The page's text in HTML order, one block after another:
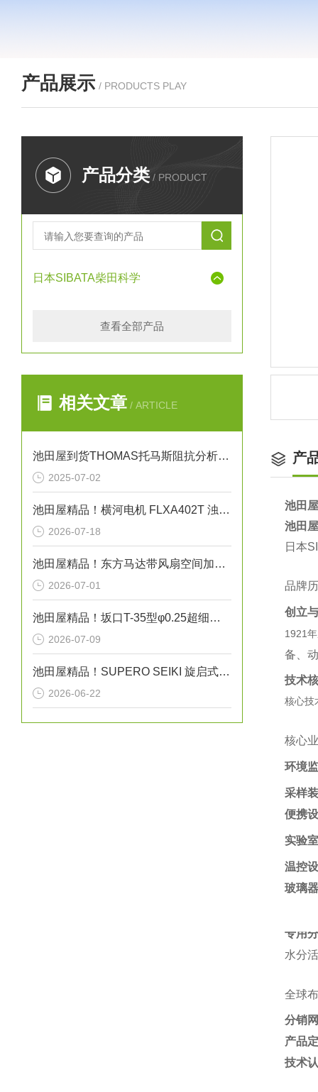
产品展示 / PRODUCTS PLAY
产品分类 / PRODUCT
日本SIBATA柴田科学
查看全部产品
相关文章 / ARTICLE
池田屋到货THOMAS托马斯阻抗分析仪IM7587
2025-07-02
池田屋精品！横河电机 FLXA402T 浊度/余氯液体分析仪
2026-07-18
池田屋精品！东方马达带风扇空间加热器 HMA系列 100W型 参数介绍
2026-07-01
池田屋精品！坂口T-35型φ0.25超细护套热电偶（K型）技术参数
2026-07-09
池田屋精品！SUPERO SEIKI 旋启式止回阀 参数介绍
2026-06-22
产
池田
池田
日本
品牌
创立
1921
备、
技术
核心技
核心
环境
采样
便携
实验
温控
玻璃
专用
水分
全球
分销
产品
技术